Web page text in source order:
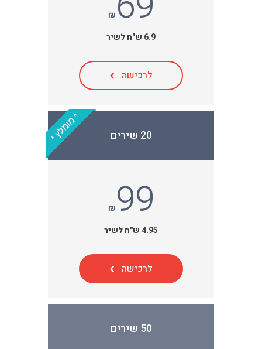
₪
6.9 ש"ח לשיר
לרכישה
* מומלץ * 20 שירים
₪99
4.95 ש"ח לשיר
לרכישה
50 שירים